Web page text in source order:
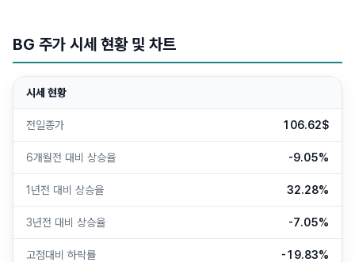
BG 주가 시세 현황 및 차트
시세 현황
전일종가 106.62$
6개월전 대비 상승율 -9.05%
1년전 대비 상승율 32.28%
3년전 대비 상승율 -7.05%
고점대비 하락률 -19.83%